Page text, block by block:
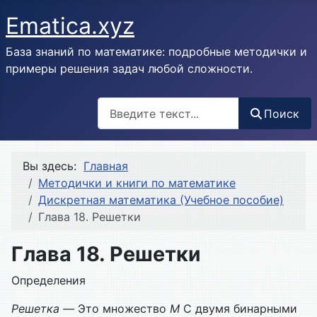
Ematica.xyz
База знаний по математике: подробные методички и
примеры решения задач любой сложности.
Поиск
Вы здесь: Главная
Методички и книги по математике
Дискретная математика (Учебное пособие)
Глава 18. Решетки
Глава 18. Решетки
Определения
Решетка — Это множество М С двумя бинарными